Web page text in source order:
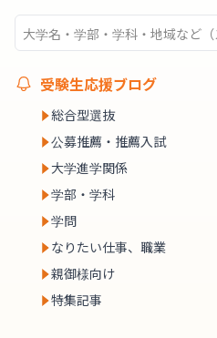
受験生応援ブログ
総合型選抜
公募推薦・推薦入試
大学進学関係
学部・学科
学問
なりたい仕事、職業
親御様向け
特集記事